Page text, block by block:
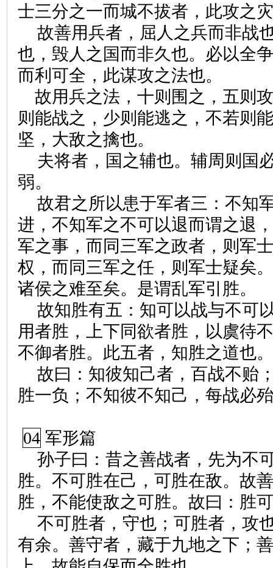
士三分之一而城不拔者，此攻之
故善用兵者，屈人之兵而非战
也，毁人之国而非久也。必以全
而利可全，此谋攻之法也。
故用兵之法，十则围之，五则
则能战之，少则能逃之，不若则
坚，大敌之擒也。
夫将者，国之辅也。辅周则国
弱。
故君之所以患于军者三：不知
进，不知军之不可以退而谓之退
军之事，而同三军之政者，则军
权，而同三军之任，则军士疑矣
诸侯之难至矣。是谓乱军引胜。
故知胜有五：知可以战与不可
用者胜，上下同欲者胜，以虞待
不御者胜。此五者，知胜之道也。
故曰：知彼知己者，百战不贻
胜一负；不知彼不知己，每战必
04 军形篇
孙子曰：昔之善战者，先为不
胜。不可胜在己，可胜在敌。故
胜，不能使敌之可胜。故曰：胜
不可胜者，守也；可胜者，攻
有余。善守者，藏于九地之下；